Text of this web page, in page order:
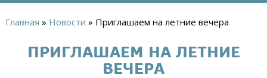
здесь
Главная » Новости » Приглашаем на летние вечера
ПРИГЛАШАЕМ НА ЛЕТНИЕ
ВЕЧЕРА